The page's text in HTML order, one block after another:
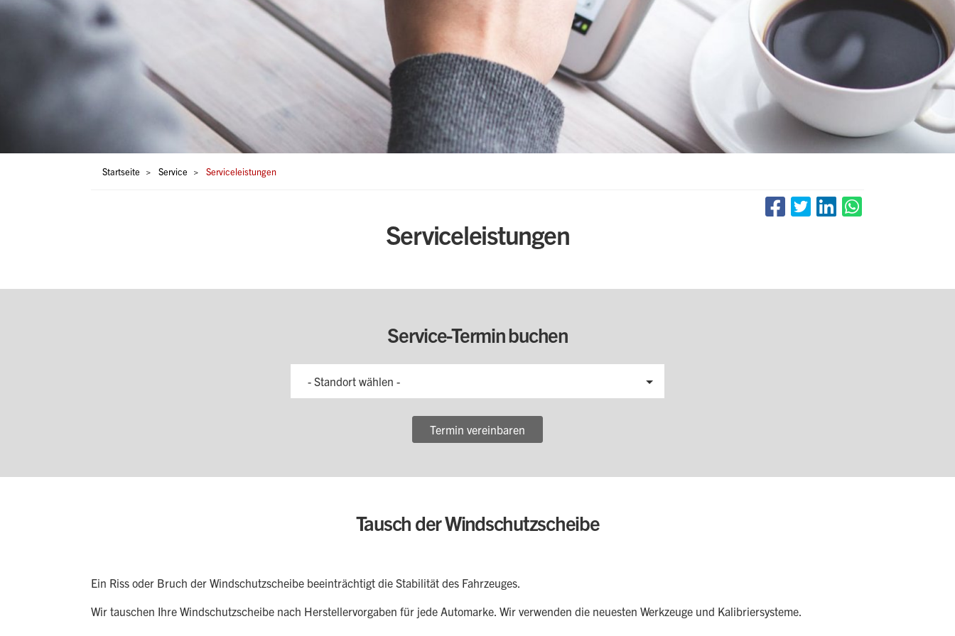
Pfadnavigation
Startseite Service Serviceleistungen
Serviceleistungen
Service-Termin buchen
- Standort wählen -
Termin vereinbaren
Tausch der Windschutzscheibe
Ein Riss oder Bruch der Windschutzscheibe beeinträchtigt die Stabilität des Fahrzeuges.
Wir tauschen Ihre Windschutzscheibe nach Herstellervorgaben für jede Automarke. Wir verwenden die neuesten Werkzeuge und Kalibriersysteme.